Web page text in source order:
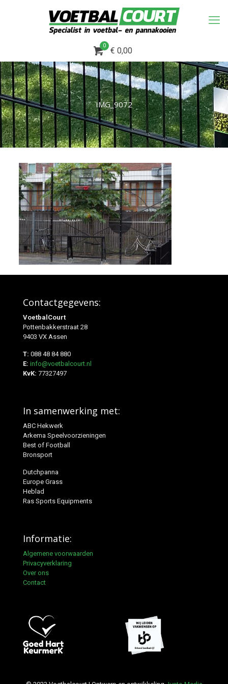
0
€ 0,00
IMG_9072
Contactgegevens:
VoetbalCourt
Pottenbakkerstraat 28
9403 VX Assen
T: 088 48 84 880
E: info@voetbalcourt.nl
KvK: 77327497
In samenwerking met:
ABC Hekwerk
Arkema Speelvoorzieningen
Best of Football
Bronsport
Dutchpanna
Europe Grass
Heblad
Ras Sports Equipments
Informatie:
Algemene voorwaarden
Privacyverklaring
Over ons
Contact